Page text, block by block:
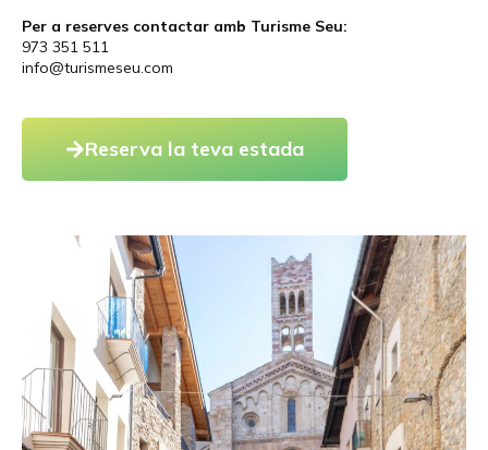
Per a reserves contactar amb Turisme Seu:
973 351 511
info@turismeseu.com
Reserva la teva estada